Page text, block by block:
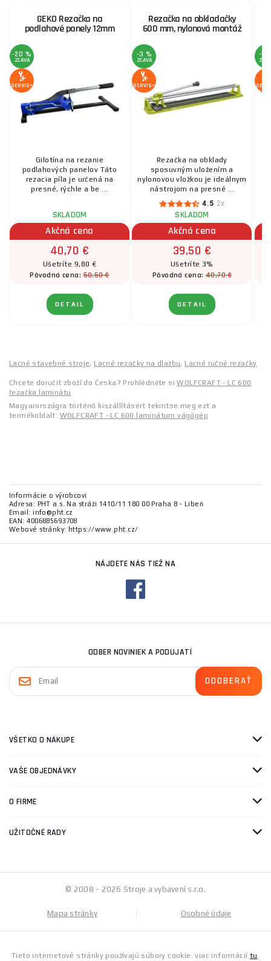
GEKO Rezačka na
podlahové panely 12mm
-20 %
ZĽAVA
SERVIS+
Gilotína na rezanie
podlahových panelov Táto
rezacia píla je určená na
presné, rýchle a be ...
SKLADOM
Akčná cena
40,70 €
Ušetríte 9,80 €
Pôvodná cena:50,50 €
DETAIL
Rezačka na obkladačky
600 mm, nylonová montáž
-3 %
ZĽAVA
SERVIS+
Rezačka na obklady
sposuvným uložením a
nylonovou vložkou je ideálnym
nástrojom na presné ...
4.5 2x
SKLADOM
Akčná cena
39,50 €
Ušetríte 3%
Pôvodná cena: 40,70 €
DETAIL
-5
Lacné stavebné stroje, Lacné rezačky na dlažbu, Lacné ručné rezačky
Chcete doručit zboží do Česka? Prohlédněte siWOLFCRAFT - LC 600
řezačka laminátu
Magyarországra történő kiszállításért tekintse meg ezt a
termékoldalt: WOLFCRAFT - LC 600 laminátum vágógép
Informácie o výrobcovi
Adresa: PHT a.s. Na stráži 1410/11 180 00 Praha 8 - Libeň
Email: info@pht.cz
EAN: 4006885693708
Webové stránky: https://www.pht.cz/
NÁJDETE NÁS TIEŽ NA
ODBER NOVINIEK A PODUJATÍ
VŠETKO O NÁKUPE
VAŠE OBJEDNÁVKY
O FIRME
UŽITOČNÉ RADY
© 2008 - 2026 Stroje a vybavení s.r.o.
Mapa stránky Osobné údaje
Tieto internetové stránky používajú súbory cookie. viac informácií tu .